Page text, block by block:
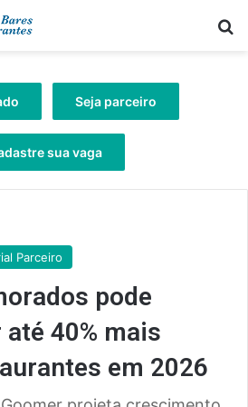
Seja parceiro
sua vaga
Parceiro
pode
40% mais
em 2026